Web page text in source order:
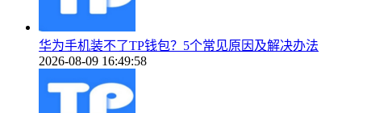
华为手机装不了TP钱包？5个常见原因及解决办法
2026-08-09 16:49:58